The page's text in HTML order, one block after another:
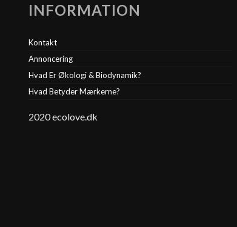
INFORMATION
Kontakt
Annoncering
Hvad Er Økologi & Biodynamik?
Hvad Betyder Mærkerne?
2020 ecolove.dk